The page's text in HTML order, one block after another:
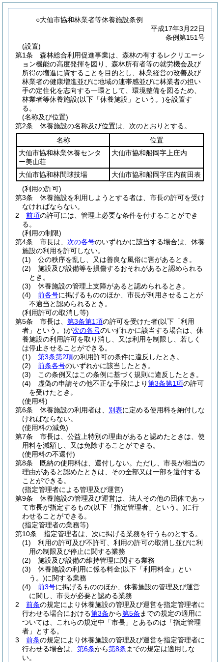
○大仙市協和林業者等休養施設条例
平成17年3月22日
条例第151号
(設置)
第1条
森林総合利用促進事業は、森林の有するレクリエーシ
ョン機能の高度発揮を図り、森林所有者等の就労機会及び
所得の増進に資することを目的とし、林業経営の改善及び
林業者の健康増進並びに地域の連帯感並びに林業者の担い
手の定住化を志向する一環として、環境整備を図るため、
林業者等休養施設(以下「休養施設」という。)を設置す
る。
(名称及び位置)
第2条
休養施設の名称及び位置は、次のとおりとする。
名称
位置
大仙市協和林業休養センタ
ー美山荘
大仙市協和船岡字上庄内
大仙市協和林間球技場
大仙市協和船岡字庄内前田表
(利用の許可)
第3条
休養施設を利用しようとする者は、市長の許可を受け
なければならない。
2
前項の許可には、管理上必要な条件を付することができ
る。
(利用の制限)
第4条
市長は、 次の各号のいずれかに該当する場合は、休養
施設の利用を許可しない。
(1)
公の秩序を乱し、又は善良な風俗に害があるとき。
(2)
施設及び設備等を損傷するおそれがあると認められる
とき。
(3)
休養施設の管理上支障があると認められるとき。
(4)
前各号に掲げるもののほか、市長が利用させることが
不適当と認められるとき。
(利用許可の取消し等)
第5条
市長は、 第3条第1項の許可を受けた者(以下「利用
者」という。)が次の各号のいずれかに該当する場合は、休
養施設の利用許可を取り消し、又は利用を制限し、若しく
は停止させることができる。
(1)
第3条第2項の利用許可の条件に違反したとき。
(2)
前条各号のいずれかに該当したとき。
(3)
この条例又はこの条例に基づく規則に違反したとき。
(4)
虚偽の申請その他不正な手段により第3条第1項の許可
を受けたとき。
(使用料)
第6条
休養施設の利用者は、 別表に定める使用料を納付しな
ければならない。
(使用料の減免)
第7条
市長は、公益上特別の理由があると認めたときは、使
用料を減額し、又は免除することができる。
(使用料の不還付)
第8条
既納の使用料は、還付しない。 ただし、市長が相当の
理由があると認めたときは、その全部又は一部を還付する
ことができる。
(指定管理者による管理及び運営)
第9条
休養施設の管理及び運営は、法人その他の団体であっ
て市長が指定するもの(以下「指定管理者」という。)に行
わせることができる。
(指定管理者の業務等)
第10条
指定管理者は、次に掲げる業務を行うものとする。
(1)
利用の許可及び不許可、利用の許可の取消し並びに利
用の制限及び停止に関する業務
(2)
施設及び設備の維持管理に関する業務
(3)
休養施設の利用に係る料金(以下「利用料金」とい
う。)に関する業務
(4)
前3号に掲げるもののほか、休養施設の管理及び運営
に関し、市長が必要と認める業務
2
前条の規定により休養施設の管理及び運営を指定管理者に
行わせる場合における第3条から第5条 までの規定の適用に
ついては、これらの規定中「市長」とあるのは「指定管理
者」とする。
3
前条の規定により休養施設の管理及び運営を指定管理者に
行わせる場合は、 第6条から第8条 までの規定は適用しな
い。